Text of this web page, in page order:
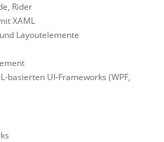
Rider
XAML
Layoutelemente
basierten UI-Frameworks (WPF,